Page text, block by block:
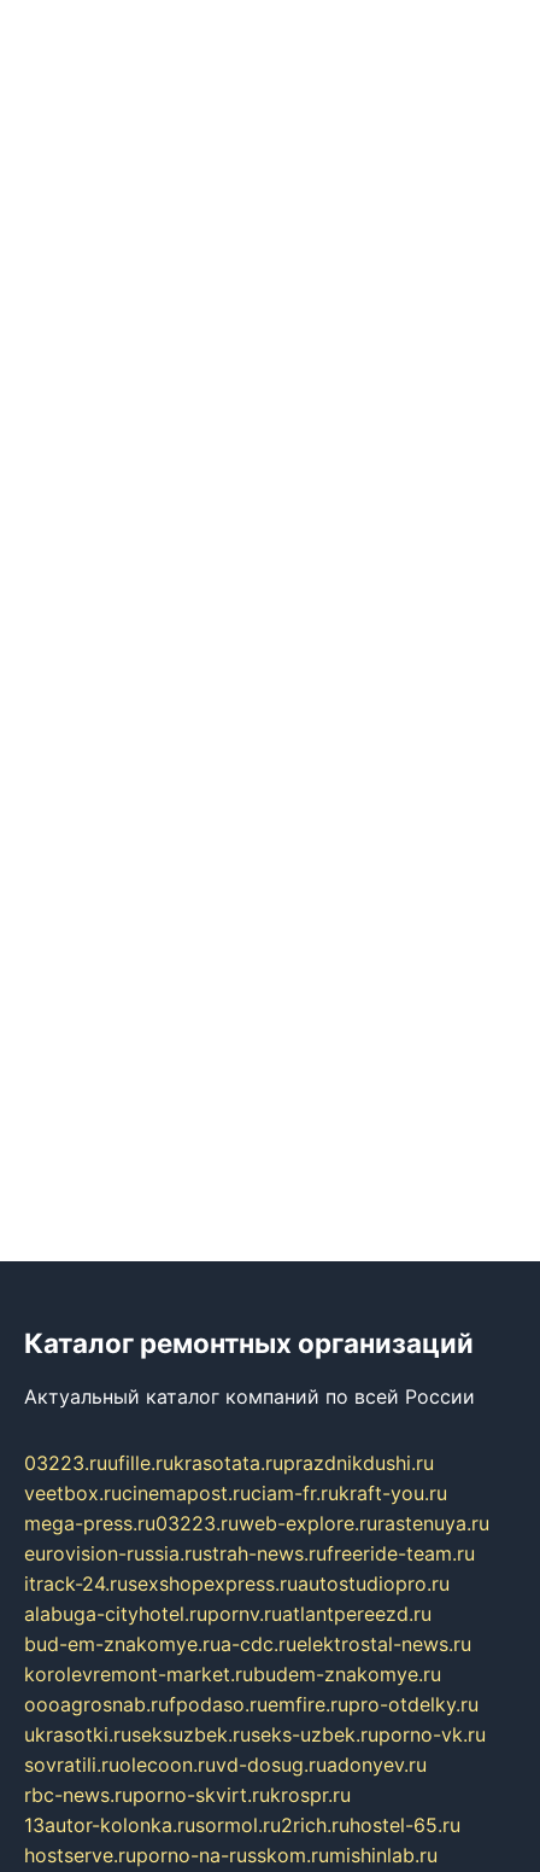
Каталог ремонтных организаций
Актуальный каталог компаний по всей России
03223.ruufille.rukrasotata.ruprazdnikdushi.ru
veetbox.rucinemapost.ruciam-fr.rukraft-you.ru
mega-press.ru03223.ruweb-explore.rurastenuya.ru
eurovision-russia.rustrah-news.rufreeride-team.ru
itrack-24.rusexshopexpress.ruautostudiopro.ru
alabuga-cityhotel.rupornv.ruatlantpereezd.ru
bud-em-znakomye.rua-cdc.ruelektrostal-news.ru
korolevremont-market.rubudem-znakomye.ru
oooagrosnab.rufpodaso.ruemfire.rupro-otdelky.ru
ukrasotki.ruseksuzbek.ruseks-uzbek.ruporno-vk.ru
sovratili.ruolecoon.ruvd-dosug.ruadonyev.ru
rbc-news.ruporno-skvirt.rukrospr.ru
13autor-kolonka.rusormol.ru2rich.ruhostel-65.ru
hostserve.ruporno-na-russkom.rumishinlab.ru